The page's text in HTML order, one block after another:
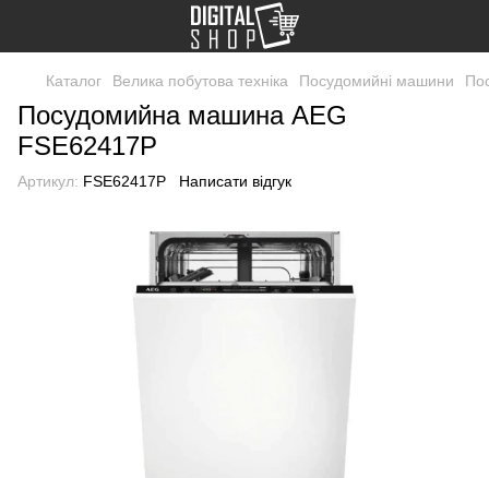
Каталог Велика побутова техніка Посудомийні машини
Посудомийна машина AEG
FSE62417P
Артикул: FSE62417P Написати відгук